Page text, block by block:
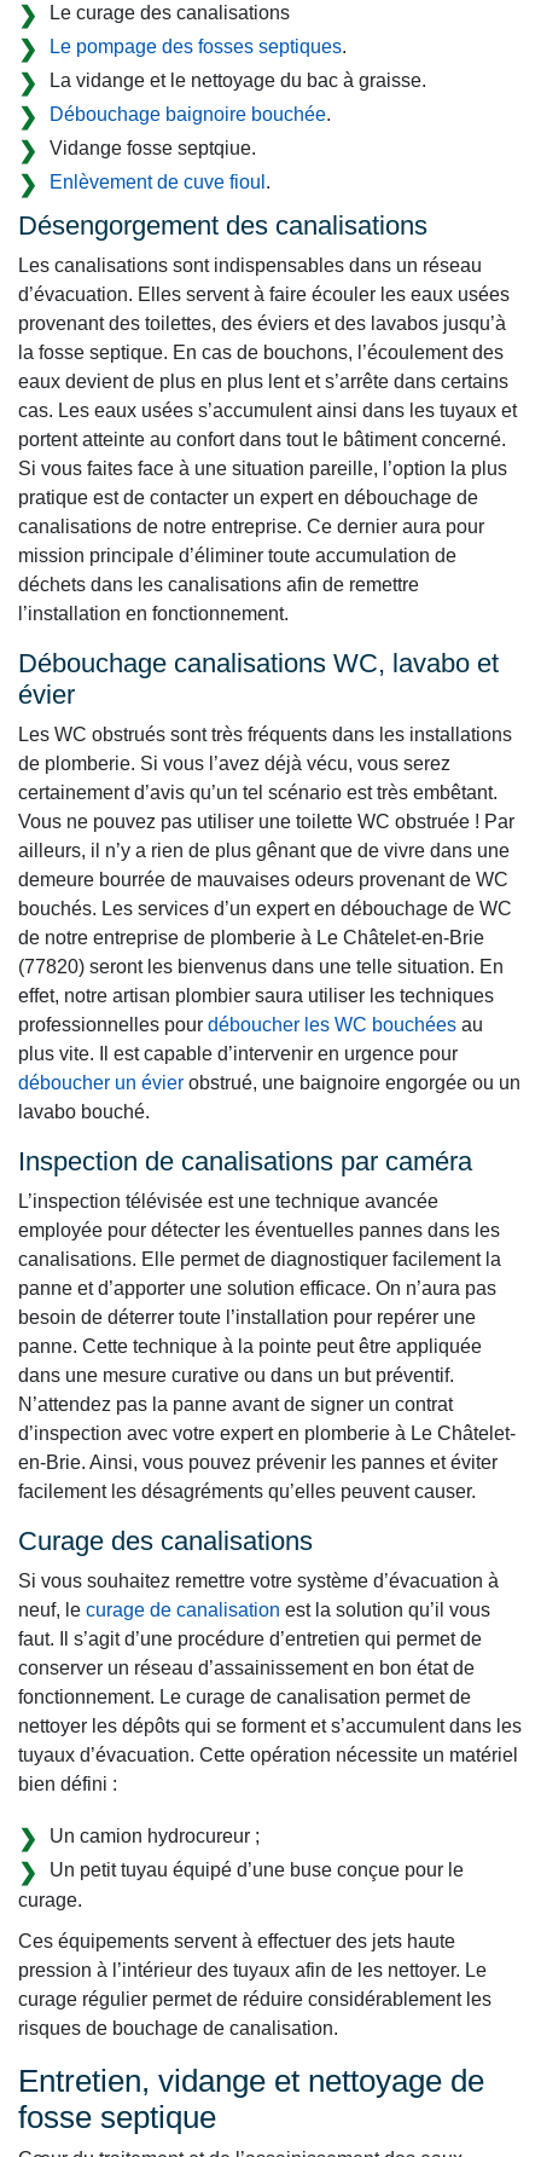
Le curage des canalisations
Le pompage des fosses septiques.
La vidange et le nettoyage du bac à graisse.
Débouchage baignoire bouchée.
Vidange fosse septqiue.
Enlèvement de cuve fioul .
Désengorgement des canalisations
Les canalisations sont indispensables dans un réseau
d’évacuation. Elles servent à faire écouler les eaux usées
provenant des toilettes, des éviers et des lavabos jusqu’à
la fosse septique. En cas de bouchons, l’écoulement des
eaux devient de plus en plus lent et s’arrête dans certains
cas. Les eaux usées s’accumulent ainsi dans les tuyaux et
portent atteinte au confort dans tout le bâtiment concerné.
Si vous faites face à une situation pareille, l’option la plus
pratique est de contacter un expert en débouchage de
canalisations de notre entreprise. Ce dernier aura pour
mission principale d’éliminer toute accumulation de
déchets dans les canalisations afin de remettre
l’installation en fonctionnement.
Débouchage canalisations WC, lavabo et
évier
Les WC obstrués sont très fréquents dans les installations
de plomberie. Si vous l’avez déjà vécu, vous serez
certainement d’avis qu’un tel scénario est très embêtant.
Vous ne pouvez pas utiliser une toilette WC obstruée ! Par
ailleurs, il n’y a rien de plus gênant que de vivre dans une
demeure bourrée de mauvaises odeurs provenant de WC
bouchés. Les services d’un expert en débouchage de WC
de notre entreprise de plomberie à Le Châtelet-en-Brie
(77820) seront les bienvenus dans une telle situation. En
effet, notre artisan plombier saura utiliser les techniques
professionnelles pour déboucher les WC bouchées au
plus vite. Il est capable d’intervenir en urgence pour
déboucher un évier obstrué, une baignoire engorgée ou un
lavabo bouché.
Inspection de canalisations par caméra
L’inspection télévisée est une technique avancée
employée pour détecter les éventuelles pannes dans les
canalisations. Elle permet de diagnostiquer facilement la
panne et d’apporter une solution efficace. On n’aura pas
besoin de déterrer toute l’installation pour repérer une
panne. Cette technique à la pointe peut être appliquée
dans une mesure curative ou dans un but préventif.
N’attendez pas la panne avant de signer un contrat
d’inspection avec votre expert en plomberie à Le Châtelet-
en-Brie. Ainsi, vous pouvez prévenir les pannes et éviter
facilement les désagréments qu’elles peuvent causer.
Curage des canalisations
Si vous souhaitez remettre votre système d’évacuation à
neuf, le curage de canalisation est la solution qu’il vous
faut. Il s’agit d’une procédure d’entretien qui permet de
conserver un réseau d’assainissement en bon état de
fonctionnement. Le curage de canalisation permet de
nettoyer les dépôts qui se forment et s’accumulent dans les
tuyaux d’évacuation. Cette opération nécessite un matériel
bien défini :
Un camion hydrocureur ;
Un petit tuyau équipé d’une buse conçue pour le
curage.
Ces équipements servent à effectuer des jets haute
pression à l’intérieur des tuyaux afin de les nettoyer. Le
curage régulier permet de réduire considérablement les
risques de bouchage de canalisation.
Entretien, vidange et nettoyage de
fosse septique